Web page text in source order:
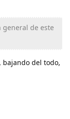
general de este
bajando del todo,